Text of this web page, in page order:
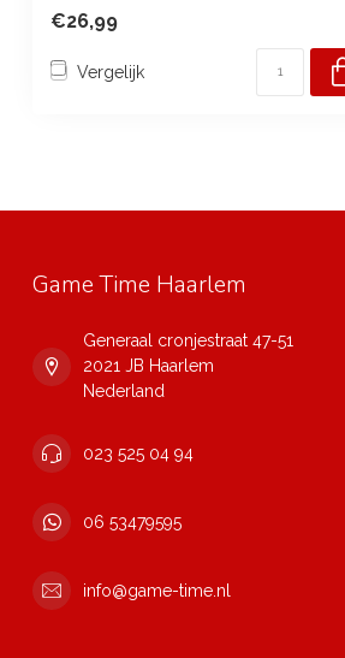
€26,99
Vergelijk
Game Time Haarlem
Generaal cronjestraat 47-51
2021 JB Haarlem
Nederland
023 525 04 94
06 53479595
info@game-time.nl